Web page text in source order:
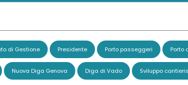
di Gestione Presidente Porto passeggeri Porto
Nuova Diga Genova Diga di Vado Sviluppo